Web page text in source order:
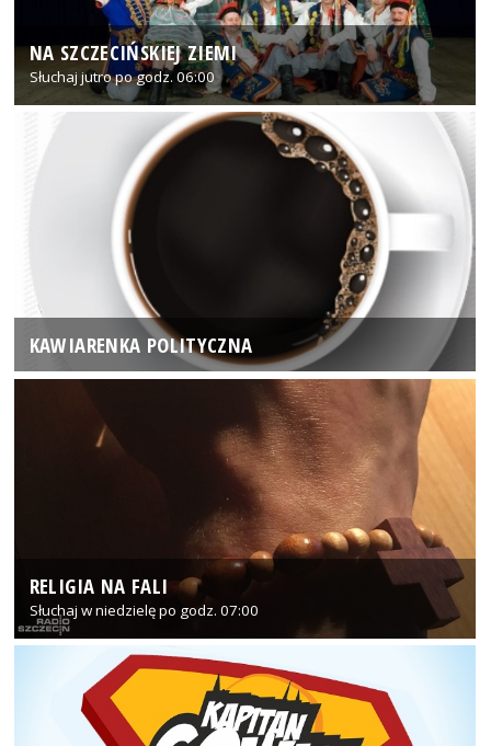
NA SZCZECIŃSKIEJ ZIEMI
Słuchaj jutro po godz. 06:00
KAWIARENKA POLITYCZNA
RELIGIA NA FALI
Słuchaj w niedzielę po godz. 07:00